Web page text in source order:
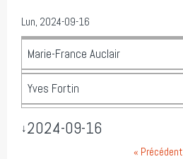
Lun, 2024-09-16
Marie-France Auclair
Yves Fortin
↓2024-09-16
« Précédent